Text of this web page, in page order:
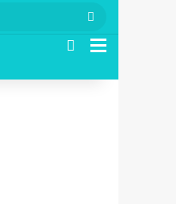
Cerca